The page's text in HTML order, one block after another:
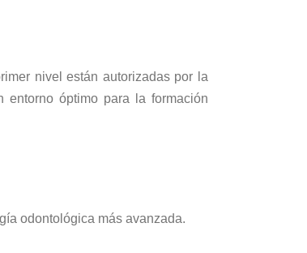
nivel están autorizadas por la
entorno óptimo para la formación
odontológica más avanzada.